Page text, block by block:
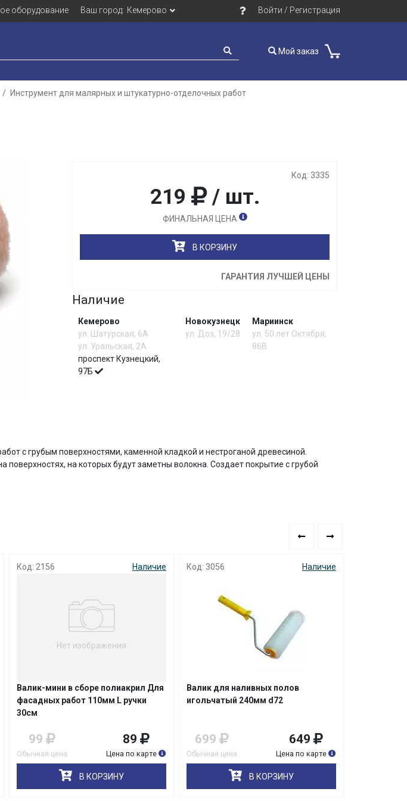
оборудование Ваш город: Кемерово Войти / Регистрация
Мой заказ
Инструмент для малярных и штукатурно-отделочных работ
Код: 3335
219 / шт.
ФИНАЛЬНАЯ ЦЕНА
В КОРЗИНУ
ГАРАНТИЯ ЛУЧШЕЙ ЦЕНЫ
Наличие
Кемерово
ул. Шатурская, 6А
ул. Уральская, 2А
проспект Кузнецкий,
97Б
Новокузнецк
ул. Доз, 19/28
Мариинск
ул. 50 лет Октября,
86В
с грубым поверхностями, каменной кладкой и нестроганой древесиной.
на которых будут заметны волокна. Создает покрытие с грубой
Код: 2156 Наличие
Нет изображения
Валик-мини в сборе полиакрил Для
фасадных работ 110мм L ручки
30см
99
Обычная цена
89
Цена по карте
В КОРЗИНУ
Код: 3056 Наличие
Валик для наливных полов
игольчатый 240мм d72
699
Обычная цена
649
Цена по карте
В КОРЗИНУ
вопросы?
02-51